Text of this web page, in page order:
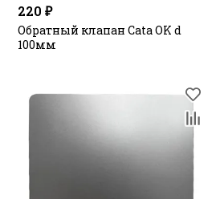
220 ₽
Обратный клапан Cata OK d
100мм